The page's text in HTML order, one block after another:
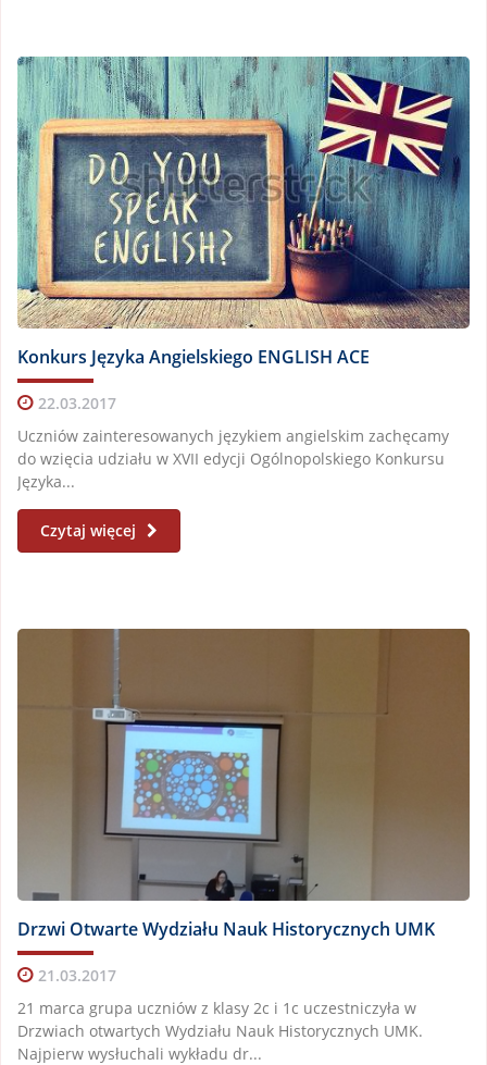
Konkurs Języka Angielskiego ENGLISH ACE
22.03.2017
Uczniów zainteresowanych językiem angielskim zachęcamy
do wzięcia udziału w XVII edycji Ogólnopolskiego Konkursu
Języka...
Czytaj więcej
Drzwi Otwarte Wydziału Nauk Historycznych UMK
21.03.2017
21 marca grupa uczniów z klasy 2c i 1c uczestniczyła w
Drzwiach otwartych Wydziału Nauk Historycznych UMK.
Najpierw wysłuchali wykładu dr...